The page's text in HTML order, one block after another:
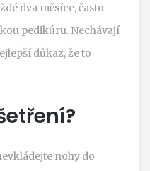
dva měsíce, často
pedikúru. Nechávají
důkaz, že to
nohy do